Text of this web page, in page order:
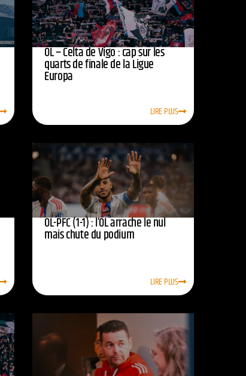
OL – Celta de Vigo : cap sur les
quarts de finale de la Ligue
Europa
LIRE PLUS
OL-PFC (1-1) : l’OL arrache le nul
mais chute du podium
LIRE PLUS